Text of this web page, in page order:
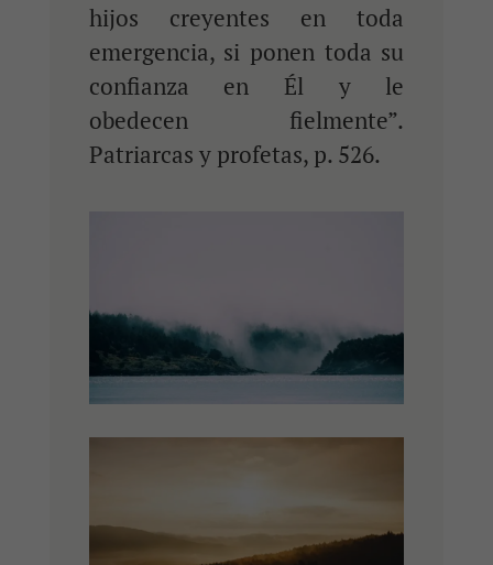
hijos creyentes en toda
emergencia, si ponen toda su
confianza en Él y le
obedecen fielmente”.
Patriarcas y profetas, p. 526.